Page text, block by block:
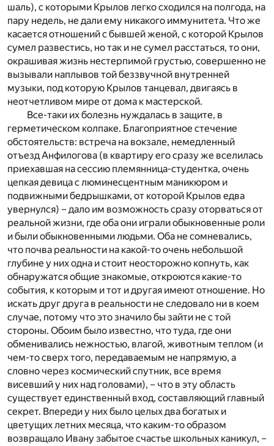
шаль), с которыми Крылов легко сходился на полгода, на
пару недель, не дали ему никакого иммунитета. Что же
касается отношений с бывшей женой, с которой Крылов
сумел развестись, но так и не сумел расстаться, то они,
окрашивая жизнь нестерпимой грустью, совершенно не
вызывали наплывов той беззвучной внутренней
музыки, под которую Крылов танцевал, двигаясь в
неотчетливом мире от дома к мастерской.
Все-таки их болезнь нуждалась в защите, в
герметическом колпаке. Благоприятное стечение
обстоятельств: встреча на вокзале, немедленный
отъезд Анфилогова (в квартиру его сразу же вселилась
приехавшая на сессию племянница-студентка, очень
цепкая девица с люминесцентным маникюром и
подвижными бедрышками, от которой Крылов едва
увернулся) – дало им возможность сразу оторваться от
реальной жизни, где оба они играли обыкновенные роли
и были обыкновенными людьми. Оба не сомневались,
что почва реальности на какой-то очень небольшой
глубине у них одна и стоит неосторожно копнуть, как
обнаружатся общие знакомые, откроются какие-то
события, к которым и тот и другая имеют отношение. Но
искать друг друга в реальности не следовало ни в коем
случае, потому что это значило бы зайти не с той
стороны. Обоим было известно, что туда, где они
обменивались нежностью, влагой, животным теплом (и
чем-то сверх того, передаваемым не напрямую, а
словно через космический спутник, все время
висевший у них над головами), – что в эту область
существует единственный вход, составляющий главный
секрет. Впереди у них было целых два богатых и
цветущих летних месяца, что каким-то образом
возвращало Ивану забытое счастье школьных каникул, –